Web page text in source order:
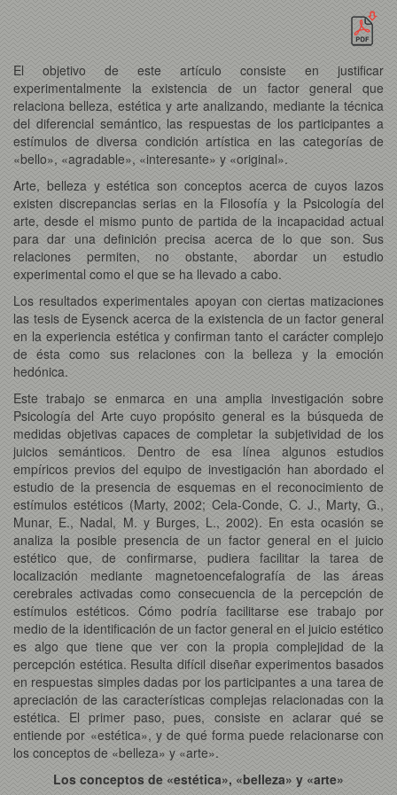
El objetivo de este artículo consiste en justificar
experimentalmente la existencia de un factor general que
relaciona belleza, estética y arte analizando, mediante la técnica
del diferencial semántico, las respuestas de los participantes a
estímulos de diversa condición artística en las categorías de
«bello», «agradable», «interesante» y «original».
Arte, belleza y estética son conceptos acerca de cuyos lazos
existen discrepancias serias en la Filosofía y la Psicología del
arte, desde el mismo punto de partida de la incapacidad actual
para dar una definición precisa acerca de lo que son. Sus
relaciones permiten, no obstante, abordar un estudio
experimental como el que se ha llevado a cabo.
Los resultados experimentales apoyan con ciertas matizaciones
las tesis de Eysenck acerca de la existencia de un factor general
en la experiencia estética y confirman tanto el carácter complejo
de ésta como sus relaciones con la belleza y la emoción
hedónica.
Este trabajo se enmarca en una amplia investigación sobre
Psicología del Arte cuyo propósito general es la búsqueda de
medidas objetivas capaces de completar la subjetividad de los
juicios semánticos. Dentro de esa línea algunos estudios
empíricos previos del equipo de investigación han abordado el
estudio de la presencia de esquemas en el reconocimiento de
estímulos estéticos (Marty, 2002; Cela-Conde, C. J., Marty, G.,
Munar, E., Nadal, M. y Burges, L., 2002). En esta ocasión se
analiza la posible presencia de un factor general en el juicio
estético que, de confirmarse, pudiera facilitar la tarea de
localización mediante magnetoencefalografía de las áreas
cerebrales activadas como consecuencia de la percepción de
estímulos estéticos. Cómo podría facilitarse ese trabajo por
medio de la identificación de un factor general en el juicio estético
es algo que tiene que ver con la propia complejidad de la
percepción estética. Resulta difícil diseñar experimentos basados
en respuestas simples dadas por los participantes a una tarea de
apreciación de las características complejas relacionadas con la
estética. El primer paso, pues, consiste en aclarar qué se
entiende por «estética», y de qué forma puede relacionarse con
los conceptos de «belleza» y «arte».
Los conceptos de «estética», «belleza» y «arte»